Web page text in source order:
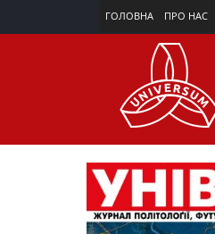
ГОЛОВНА ПРО НАС